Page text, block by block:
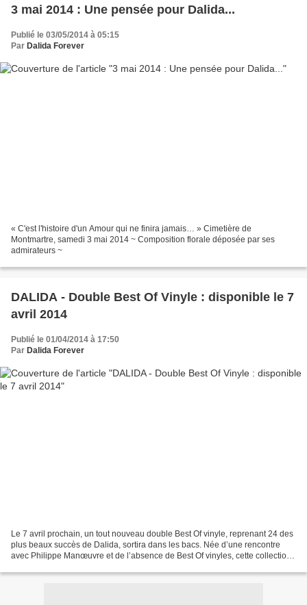
3 mai 2014 : Une pensée pour Dalida...
Publié le 03/05/2014 à 05:15
Par Dalida Forever
« C'est l'histoire d'un Amour qui ne finira jamais… » Cimetière de
Montmartre, samedi 3 mai 2014 ~ Composition florale déposée par ses
admirateurs ~
DALIDA - Double Best Of Vinyle : disponible le 7
avril 2014
Publié le 01/04/2014 à 17:50
Par Dalida Forever
Le 7 avril prochain, un tout nouveau double Best Of vinyle, reprenant 24 des
plus beaux succès de Dalida, sortira dans les bacs. Née d’une rencontre
avec Philippe Manœuvre et de l’absence de Best Of vinyles, cette collection